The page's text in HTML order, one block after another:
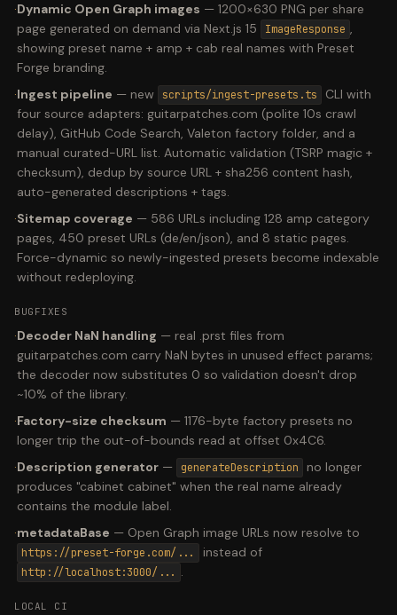
·Dynamic Open Graph images — 1200×630 PNG per share
page generated on demand via Next.js 15
ImageResponse ,
showing preset name + amp + cab real names with Preset
Forge branding.
·Ingest pipeline — new scripts/ingest-presets.ts
CLI with
four source adapters: guitarpatches.com (polite 10s crawl
delay), GitHub Code Search, Valeton factory folder, and a
manual curated-URL list. Automatic validation (TSRP magic +
checksum), dedup by source URL + sha256 content hash,
auto-generated descriptions + tags.
·Sitemap coverage — 586 URLs including 128 amp category
pages, 450 preset URLs (de/en/json), and 8 static pages.
Force-dynamic so newly-ingested presets become indexable
without redeploying.
BUGFIXES
·Decoder NaN handling — real .prst files from
guitarpatches.com carry NaN bytes in unused effect params;
the decoder now substitutes 0 so validation doesn't drop
~10% of the library.
·Factory-size checksum — 1176-byte factory presets no
longer trip the out-of-bounds read at offset 0x4C6.
·Description generator — generateDescription
no longer
produces "cabinet cabinet" when the real name already
contains the module label.
·metadataBase — Open Graph image URLs now resolve to
https://preset-forge.com/... instead of
http://localhost:3000/... .
LOCAL CI